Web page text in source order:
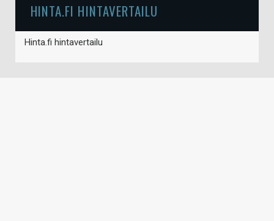
HINTA.FI HINTAVERTAILU
Hinta.fi hintavertailu